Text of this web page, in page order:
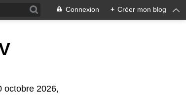
Connexion + Créer mon blog
octobre 2026,